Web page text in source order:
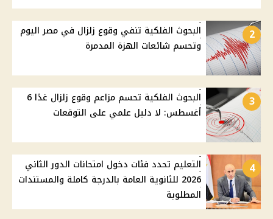
2
البحوث الفلكية تنفي وقوع زلزال في مصر اليوم
وتحسم شائعات الهزة المدمرة
3
البحوث الفلكية تحسم مزاعم وقوع زلزال غدًا 6
أغسطس: لا دليل علمي على التوقعات
4
التعليم تحدد فئات دخول امتحانات الدور الثاني
2026 للثانوية العامة بالدرجة كاملة والمستندات
المطلوبة